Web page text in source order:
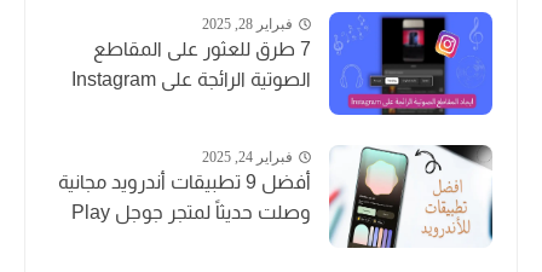
فبراير 28, 2025
7 طرق للعثور على المقاطع
الصوتية الرائجة على Instagram
فبراير 24, 2025
أفضل 9 تطبيقات أندرويد مجانية
وصلت حديثاً لمتجر جوجل Play